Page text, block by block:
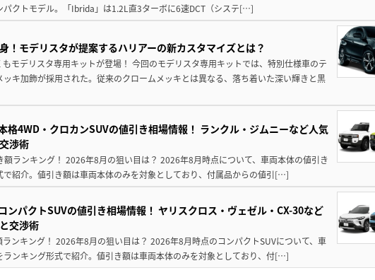
パクトモデル。「Ibrida」は1.2L直3ターボに6速DCT（システ[…]
！モデリスタが提案するハリアーの新カスタマイズとは？
モデリスタ専用キットが登場！ 今回のモデリスタ専用キットでは、特別仕様車のテ
ッキ加飾が採用された。従来のクロームメッキとは異なる、落ち着いた深い輝きと黒
格4WD・クロカンSUVの値引き相場情報！ ランクル・ジムニーなど人気
渉術
額ランキング！ 2026年8月の狙い目は？ 2026年8月時点について、車両本体の値引き
で紹介。値引き額は車両本体のみを対象としており、付属品からの値引[…]
ンパクトSUVの値引き相場情報！ ヤリスクロス・ヴェゼル・CX-30など
交渉術
ランキング！ 2026年8月の狙い目は？ 2026年8月時点のコンパクトSUVについて、車
ランキング形式で紹介。値引き額は車両本体のみを対象としており、付[…]